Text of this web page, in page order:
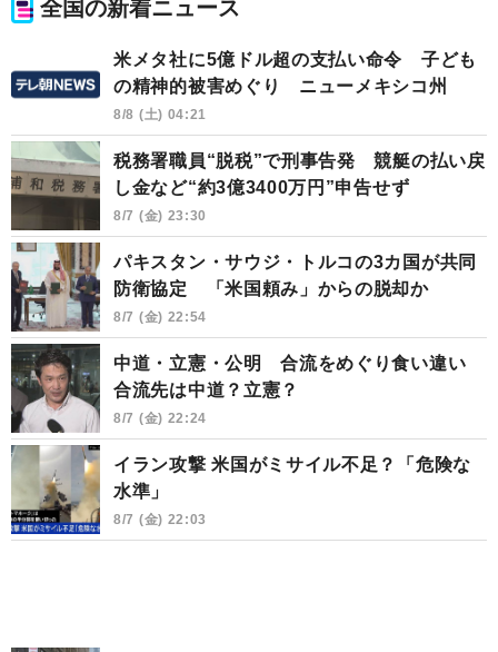
全国の新着ニュース
米メタ社に5億ドル超の支払い命令 子ども
の精神的被害めぐり ニューメキシコ州
8/8 (土) 04:21
税務署職員“脱税”で刑事告発 競艇の払い戻
し金など“約3億3400万円”申告せず
8/7 (金) 23:30
パキスタン・サウジ・トルコの3カ国が共同
防衛協定 「米国頼み」からの脱却か
8/7 (金) 22:54
中道・立憲・公明 合流をめぐり食い違い
合流先は中道？立憲？
8/7 (金) 22:24
イラン攻撃 米国がミサイル不足？「危険な
水準」
8/7 (金) 22:03